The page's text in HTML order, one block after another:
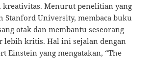
kreativitas. Menurut penelitian yang
Stanford University, membaca buku
otak dan membantu seseorang
kritis. Hal ini sejalan dengan
Einstein yang mengatakan, “The